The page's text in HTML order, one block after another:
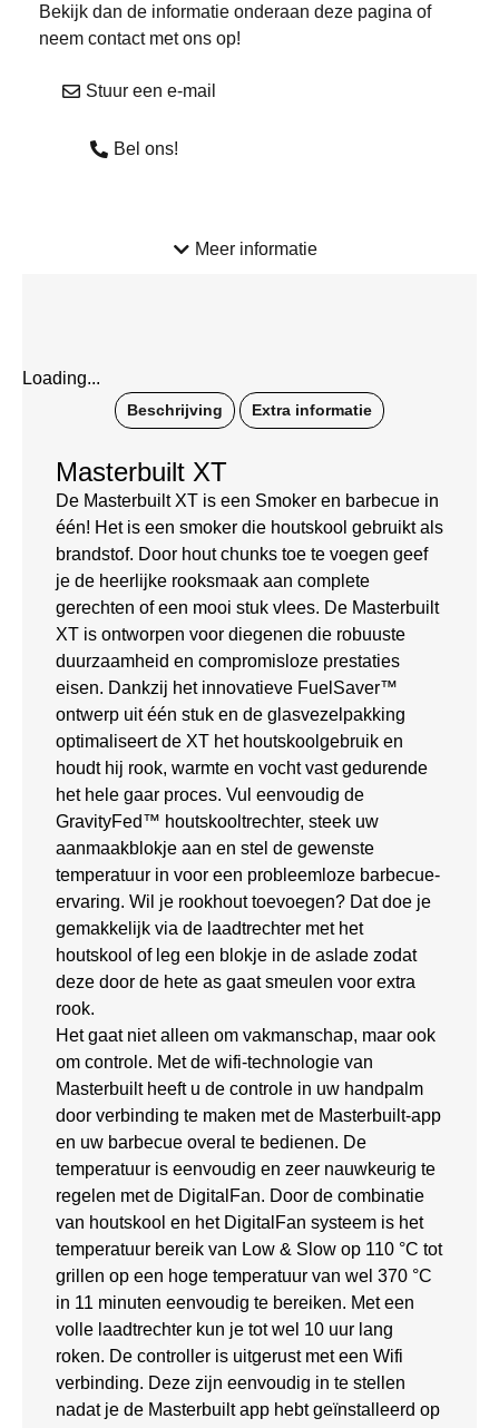
Bekijk dan de informatie onderaan deze pagina of
neem contact met ons op!
Stuur een e-mail
Bel ons!
Meer informatie
Loading...
Beschrijving Extra informatie
Masterbuilt XT
De Masterbuilt XT is een Smoker en barbecue in
één! Het is een smoker die houtskool gebruikt als
brandstof. Door hout chunks toe te voegen geef
je de heerlijke rooksmaak aan complete
gerechten of een mooi stuk vlees. De Masterbuilt
XT is ontworpen voor diegenen die robuuste
duurzaamheid en compromisloze prestaties
eisen. Dankzij het innovatieve FuelSaver™
ontwerp uit één stuk en de glasvezelpakking
optimaliseert de XT het houtskoolgebruik en
houdt hij rook, warmte en vocht vast gedurende
het hele gaar proces. Vul eenvoudig de
GravityFed™ houtskooltrechter, steek uw
aanmaakblokje aan en stel de gewenste
temperatuur in voor een probleemloze barbecue-
ervaring. Wil je rookhout toevoegen? Dat doe je
gemakkelijk via de laadtrechter met het
houtskool of leg een blokje in de aslade zodat
deze door de hete as gaat smeulen voor extra
rook.
Het gaat niet alleen om vakmanschap, maar ook
om controle. Met de wifi-technologie van
Masterbuilt heeft u de controle in uw handpalm
door verbinding te maken met de Masterbuilt-app
en uw barbecue overal te bedienen. De
temperatuur is eenvoudig en zeer nauwkeurig te
regelen met de DigitalFan. Door de combinatie
van houtskool en het DigitalFan systeem is het
temperatuur bereik van Low & Slow op 110 °C tot
grillen op een hoge temperatuur van wel 370 °C
in 11 minuten eenvoudig te bereiken. Met een
volle laadtrechter kun je tot wel 10 uur lang
roken. De controller is uitgerust met een Wifi
verbinding. Deze zijn eenvoudig in te stellen
nadat je de Masterbuilt app hebt geïnstalleerd op